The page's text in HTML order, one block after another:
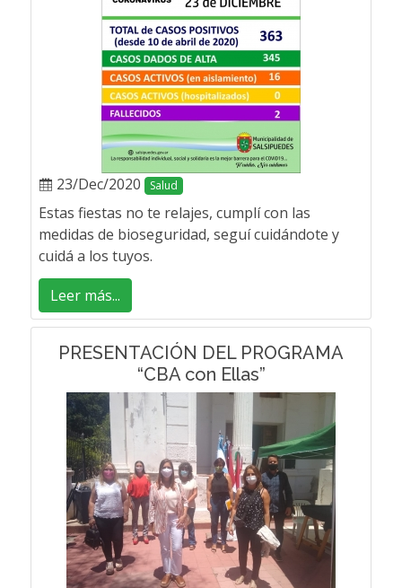
23/Dec/2020 Salud
Estas fiestas no te relajes, cumplí con las
medidas de bioseguridad, seguí cuidándote y
cuidá a los tuyos.
Leer más...
PRESENTACIÓN DEL PROGRAMA
“CBA con Ellas”